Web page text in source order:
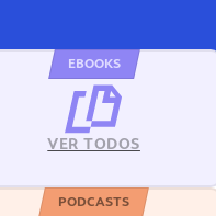
EBOOKS
VER TODOS
PODCASTS